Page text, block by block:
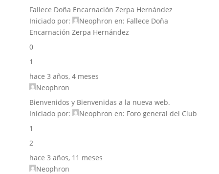
Fallece Doña Encarnación Zerpa Hernández
Iniciado por:
Neophron en: Fallece Doña
Encarnación Zerpa Hernández
0
1
hace 3 años, 4 meses
Neophron
Bienvenidos y Bienvenidas a la nueva web.
Iniciado por:
Neophron en: Foro general del Club
1
2
hace 3 años, 11 meses
Neophron